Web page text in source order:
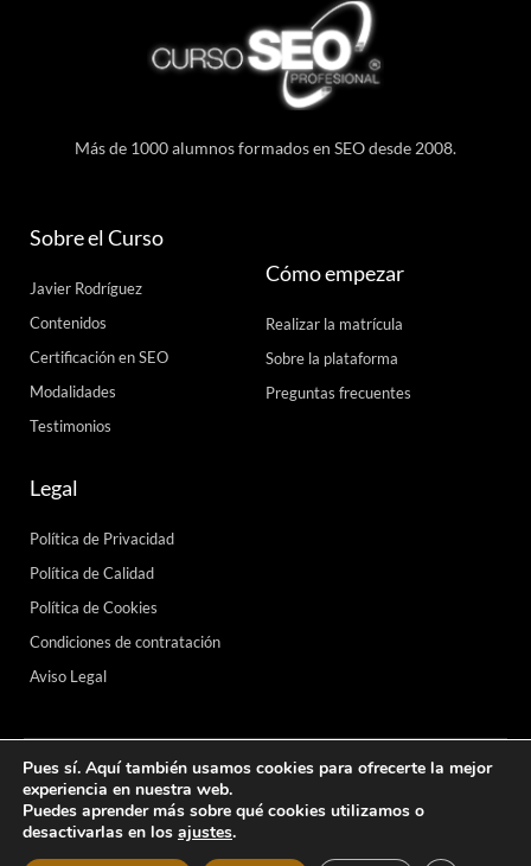
Más de 1000 alumnos formados en SEO desde 2008.
Sobre el Curso
Javier Rodríguez
Contenidos
Certificación en SEO
Modalidades
Testimonios
Cómo empezar
Realizar la matrícula
Sobre la plataforma
Preguntas frecuentes
Legal
Política de Privacidad
Política de Calidad
Política de Cookies
Condiciones de contratación
Aviso Legal
Curso SEO Profesional© ·
T
w
F
c
u
s
Pues sí. Aquí también usamos cookies para ofrecerte la mejor
experiencia en nuestra web.
Puedes aprender más sobre qué cookies utilizamos o
desactivarlas en los ajustes.